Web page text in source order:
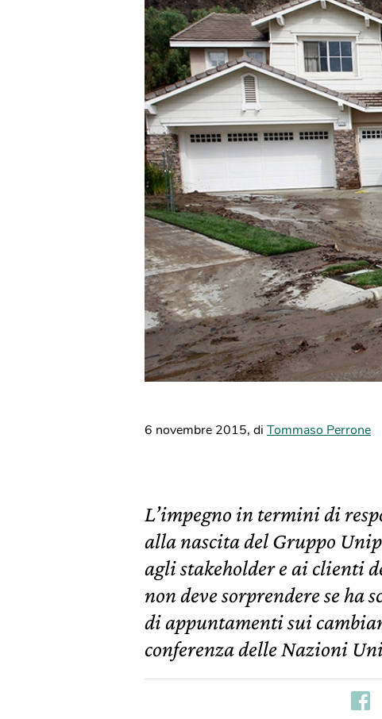
6 novembre 2015, di Tommaso Perrone
L’impegno in termini di
alla nascita del Gruppo
agli stakeholder e ai clienti
non deve sorprendere se ha
di appuntamenti sui
conferenza delle Nazioni